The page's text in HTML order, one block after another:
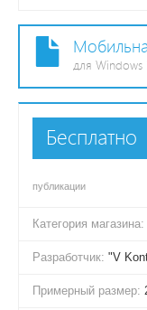
для Windows
Бесплатно
публикации
Категория магазина:
Разработчик: "V
Примерный размер: